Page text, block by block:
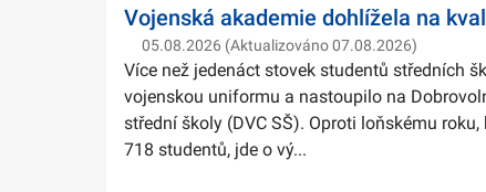
Vojenská akademie dohlížela na
05.08.2026 (Aktualizováno 07.08.2026)
Více než jedenáct stovek studentů středních
vojenskou uniformu a nastoupilo na
střední školy (DVC SŠ). Oproti loňskému
718 studentů, jde o vý...